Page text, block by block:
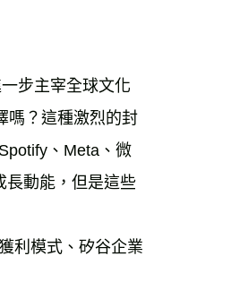
步主宰全球文化
嗎？這種激烈的封
、Meta、微
長動能，但是這些
利模式、矽谷企業